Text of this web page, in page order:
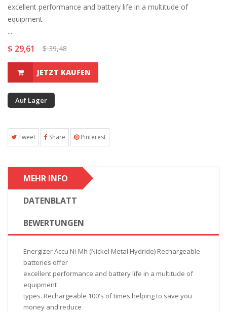
excellent performance and battery life in a multitude of
equipment
...
$ 29,61 $ 39,48
JETZT KAUFEN
Auf Lager
Tweet Share Pinterest
MEHR INFO
DATENBLATT
BEWERTUNGEN
Energizer Accu Ni-Mh (Nickel Metal Hydride) Rechargeable
batteries offer
excellent performance and battery life in a multitude of
equipment
types. Rechargeable 100's of times helping to save you
money and reduce